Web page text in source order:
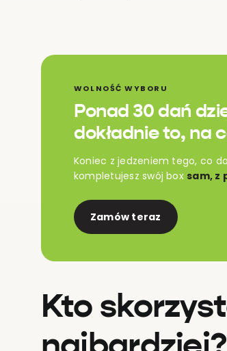
WOLNOŚĆ WYBORU
Ponad 30 dań
dokładnie to, na
Koniec z jedzeniem tego, co
kompletujesz swój boxsam, z
Zamów teraz
Kto